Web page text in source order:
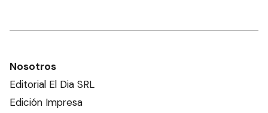
Nosotros
Editorial El Dia SRL
Edición Impresa